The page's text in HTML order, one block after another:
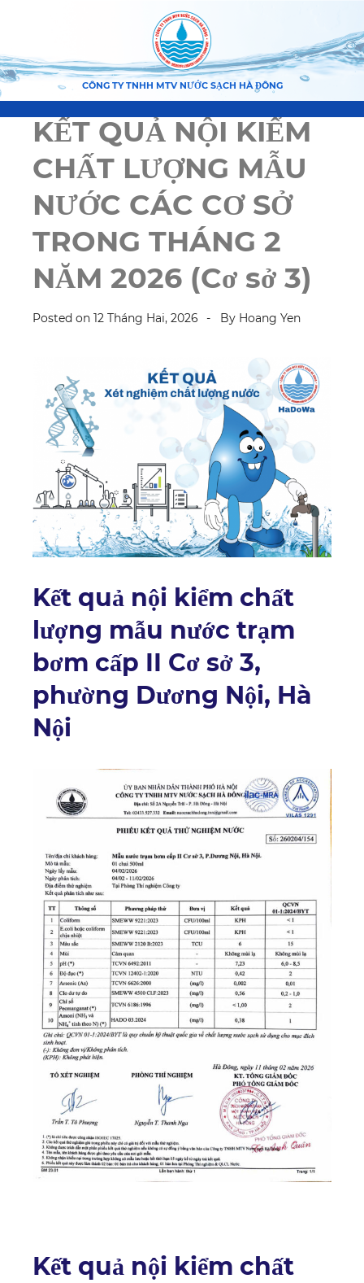
CÔNG TY TNHH MTV NƯỚC SẠCH HÀ ĐÔNG
KẾT QUẢ NỘI KIỂM
CHẤT LƯỢNG MẪU
NƯỚC CÁC CƠ SỞ
TRONG THÁNG 2
NĂM 2026 (Cơ sở 3)
Posted on 12 Tháng Hai, 2026 By Hoang Yen
Kết quả nội kiểm chất
lượng mẫu nước trạm
bơm cấp II Cơ sở 3,
phường Dương Nội, Hà
Nội
Kết quả nội kiểm chất